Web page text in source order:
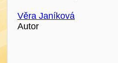
Věra Janíková
Autor